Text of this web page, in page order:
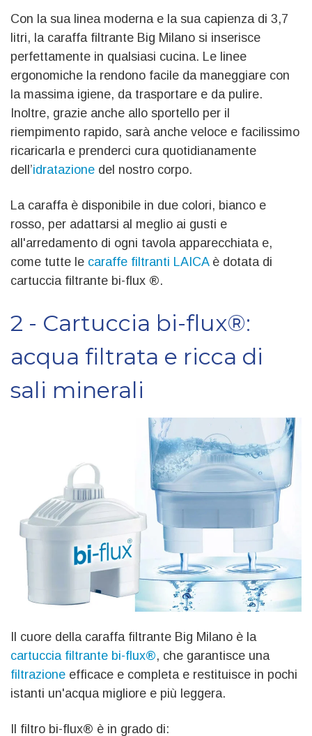
Con la sua linea moderna e la sua capienza di 3,7
litri, la caraffa filtrante Big Milano si inserisce
perfettamente in qualsiasi cucina. Le linee
ergonomiche la rendono facile da maneggiare con
la massima igiene, da trasportare e da pulire.
Inoltre, grazie anche allo sportello per il
riempimento rapido, sarà anche veloce e facilissimo
ricaricarla e prenderci cura quotidianamente
dell’idratazione del nostro corpo.
La caraffa è disponibile in due colori, bianco e
rosso, per adattarsi al meglio ai gusti e
all'arredamento di ogni tavola apparecchiata e,
come tutte le caraffe filtranti LAICAè dotata di
cartuccia filtrante bi-flux ®.
2 - Cartuccia bi-flux®:
acqua filtrata e ricca di
sali minerali
Il cuore della caraffa filtrante Big Milano è la
cartuccia filtrante bi-flux®, che garantisce una
filtrazione efficace e completa e restituisce in pochi
istanti un'acqua migliore e più leggera.
Il filtro bi-flux® è in grado di: